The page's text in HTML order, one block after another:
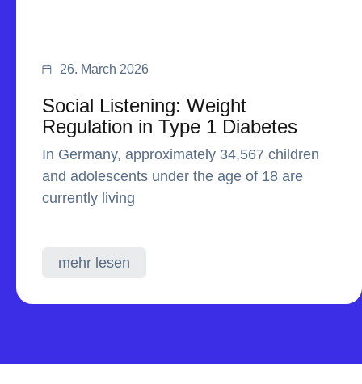
26. March 2026
Social Listening: Weight
Regulation in Type 1 Diabetes
In Germany, approximately 34,567 children
and adolescents under the age of 18 are
currently living
mehr lesen